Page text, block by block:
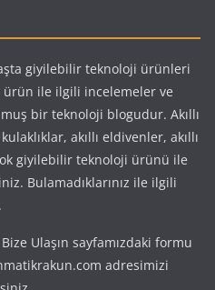
giyilebilir teknoloji ürünleri
ile ilgili incelemeler ve
bir teknoloji blogudur. Akıllı
akıllı eldivenler, akıllı
giyilebilir teknoloji ürünü ile
Bulamadıklarınız ile ilgili
Ulaşın sayfamızdaki formu
adresimizi